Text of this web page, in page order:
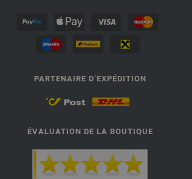
PARTENAIRE D’EXPÉDITION
ÉVALUATION DE LA BOUTIQUE